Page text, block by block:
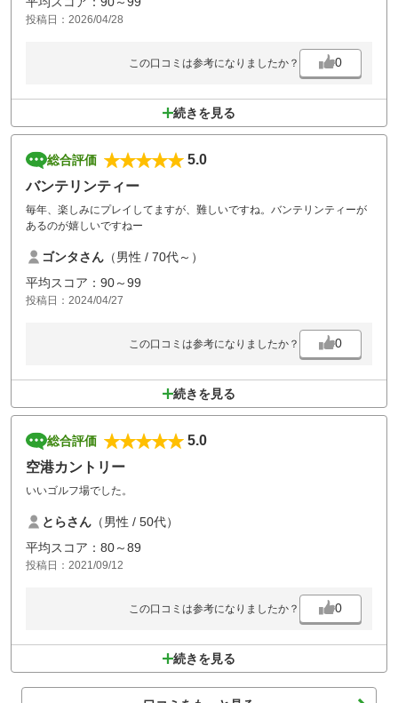
投稿日：2026/04/28
この口コミは参考になりましたか？ 0
続きを見る
総合評価
5.0
バンテリンティー
毎年、楽しみにプレイしてますが、難しいですね。バンテリンティーが
あるのが嬉しいですねー
ゴンタさん （男性 / 70代～）
平均スコア：90～99
投稿日：2024/04/27
この口コミは参考になりましたか？ 0
続きを見る
総合評価
5.0
空港カントリー
いいゴルフ場でした。
とらさん （男性 / 50代）
平均スコア：80～89
投稿日：2021/09/12
この口コミは参考になりましたか？ 0
続きを見る